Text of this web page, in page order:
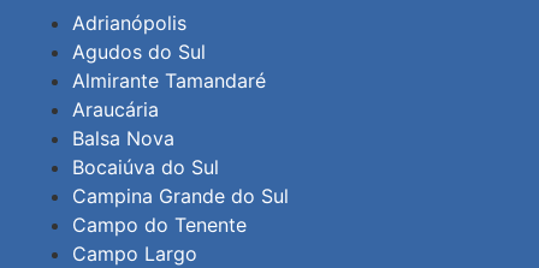
Adrianópolis
Agudos do Sul
Almirante Tamandaré
Araucária
Balsa Nova
Bocaiúva do Sul
Campina Grande do Sul
Campo do Tenente
Campo Largo